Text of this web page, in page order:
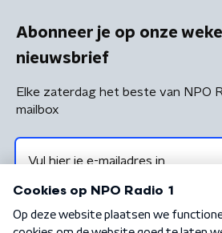
Abonneer je op onze
nieuwsbrief
Elke zaterdag het beste van NPO
mailbox